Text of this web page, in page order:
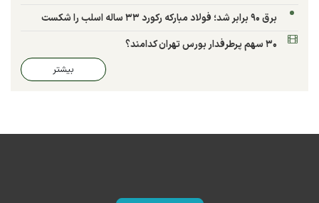
برق ۹۰ برابر شد؛ فولاد مبارکه رکورد ۳۳ ساله اسلب را شکست
۳۰ سهم پرطرفدار بورس تهران کدامند؟
بیشتر